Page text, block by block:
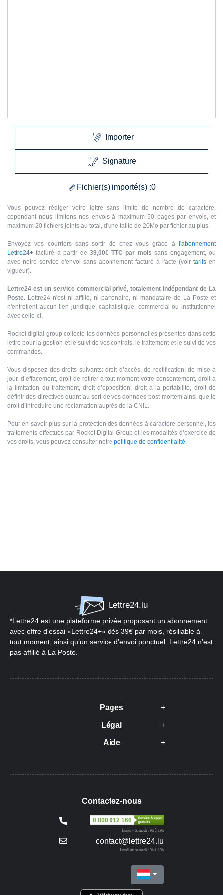
courriers, il est fortement recommandé de n'utiliser que l'alphabet latin sur
notre site.
Importer
Signature
Fichier(s) importé(s) :0
Vous pouvez rédiger votre lettre sans limite de nombre de caractère,
cependant nous limitons nos envois à maximum 50 pages par envois, et
maximum 20 fichiers joints au total, d'une taille de 20Mo par fichier au plus.
Envoyez vos courriers sans sortir de chez vous grâce à l'abonnement
Lettre24+ facturé à partir de39,00€ TTC par mois sans engagement, ou
avec notre service d'envoi sans abonnement facturé à l'acte (voir tarifs en
vigueur).
Lettre24 est un service commercial privé, totalement indépendant de La
Poste. Lettre24 n'est ni affilié, ni partenaire, ni mandataire de La Poste et
n'entretient aucun lien juridique, capitalistique, commercial ou institutionnel
avec celle-ci.
Rocket digital group collecte les données personnelles présentes dans cette
lettre pour la gestion et le suivi de vos contrats, le traitement et le suivi de vos
commandes.
Vous disposez des droits suivants: droit d’accès, de rectification, de mise à
jour, d’effacement, droit de retirer à tout moment votre consentement, droit à
la limitation du traitement, droit d’opposition, droit à la portabilité, droit de
définir des directives quant au sort de vos données post-mortem ainsi que le
droit d’introduire une réclamation auprès de la CNIL.
Pour en savoir plus sur la protection des données à caractère personnel, les
traitements effectués par Rocket Digital Group et les modalités d’exercice de
vos droits, vous pouvez consulter notre politique de confidentialité
Lettre24.lu
*Lettre24 est une plateforme privée proposant un abonnement
avec offre d'essai «Lettre24+» dès 39€ par mois, résiliable à
tout moment, ainsi qu’un service d’envoi ponctuel. Lettre24 n’est
pas affilié à La Poste.
Pages
Légal
Aide
Contactez-nous
0 800 912 166
Lundi - Samedi : 9h à 19h
contact@lettre24.lu
Lundi au samedi : 9h à 19h